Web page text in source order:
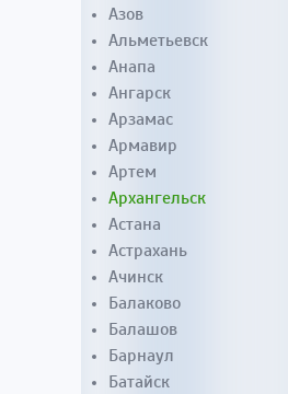
Азов
Альметьевск
Анапа
Ангарск
Арзамас
Армавир
Артем
Архангельск
Астана
Астрахань
Ачинск
Балаково
Балашов
Барнаул
Батайск